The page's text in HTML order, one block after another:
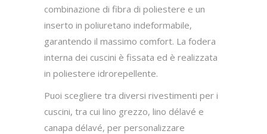
combinazione di fibra di poliestere e un
inserto in poliuretano indeformabile,
garantendo il massimo comfort. La fodera
interna dei cuscini è fissata ed è realizzata
in poliestere idrorepellente.
Puoi scegliere tra diversi rivestimenti per i
cuscini, tra cui lino grezzo, lino délavé e
canapa délavé, per personalizzare